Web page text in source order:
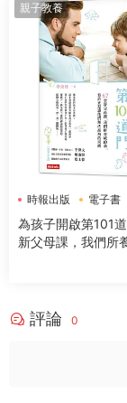
親子教養
時報出版 電子書
為孩子開啟第101
新父母課，我們所
評論 0